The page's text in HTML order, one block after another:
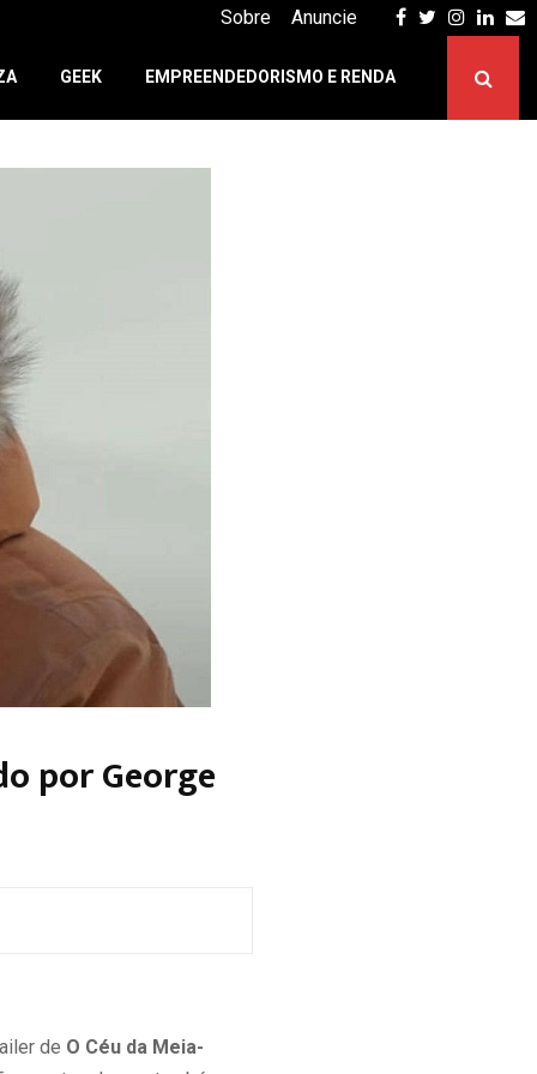
Facebook
Twitter
Sobre Anuncie
GEEK EMPREENDEDORISMO E RENDA
por George
de O Céu da Meia-